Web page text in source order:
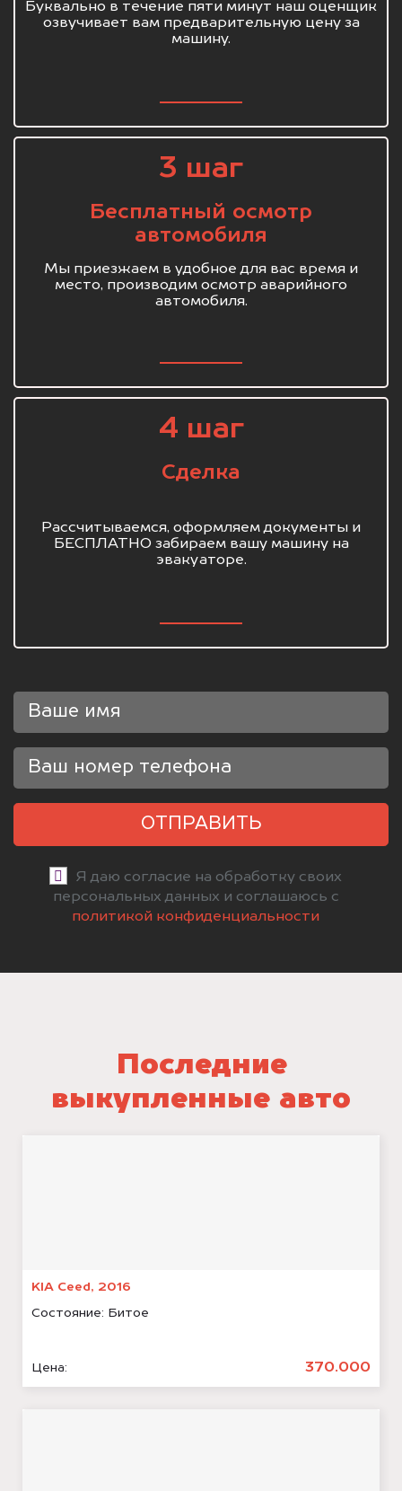
Буквально в течение пяти минут наш оценщик
озвучивает вам предварительную цену за
машину.
3 шаг
Бесплатный осмотр
автомобиля
Мы приезжаем в удобное для вас время и
место, производим осмотр аварийного
автомобиля.
4 шаг
Сделка
Рассчитываемся, оформляем документы и
БЕСПЛАТНО забираем вашу машину на
эвакуаторе.
ОТПРАВИТЬ
Я даю согласие на обработку своих
персональных данных и соглашаюсь с
политикой конфиденциальности
Последние
выкупленные авто
KIA Ceed, 2016
Состояние: Битое
Цена: 370.000